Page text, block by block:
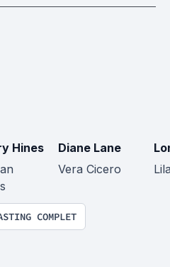
Hines
Diane Lane
Vera Cicero
COMPLET